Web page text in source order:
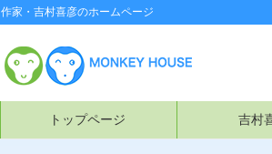
作家・吉村喜彦のホームページ
トップページ 吉村